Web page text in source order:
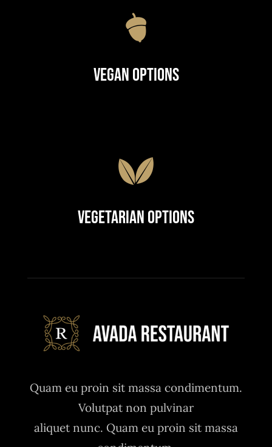
Vegan Options
Vegetarian Options
Quam eu proin sit massa condimentum.
Volutpat non pulvinar
aliquet nunc. Quam eu proin sit massa